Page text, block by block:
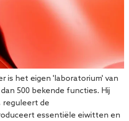
is het eigen 'laboratorium' van
500 bekende functies. Hij
de
essentiële eiwitten en